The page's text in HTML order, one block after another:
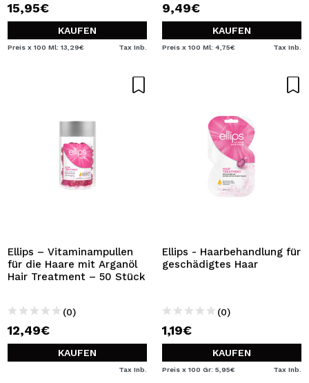
15,95€
KAUFEN
Preis x 100 Ml: 13,29€ Tax Inb.
9,49€
KAUFEN
Preis x 100 Ml: 4,75€ Tax Inb.
Ellips – Vitaminampullen
für die Haare mit Arganöl
Hair Treatment – 50 Stück
(0)
12,49€
KAUFEN
Tax Inb.
Ellips - Haarbehandlung für
geschädigtes Haar
(0)
1,19€
KAUFEN
Preis x 100 Gr: 5,95€ Tax Inb.